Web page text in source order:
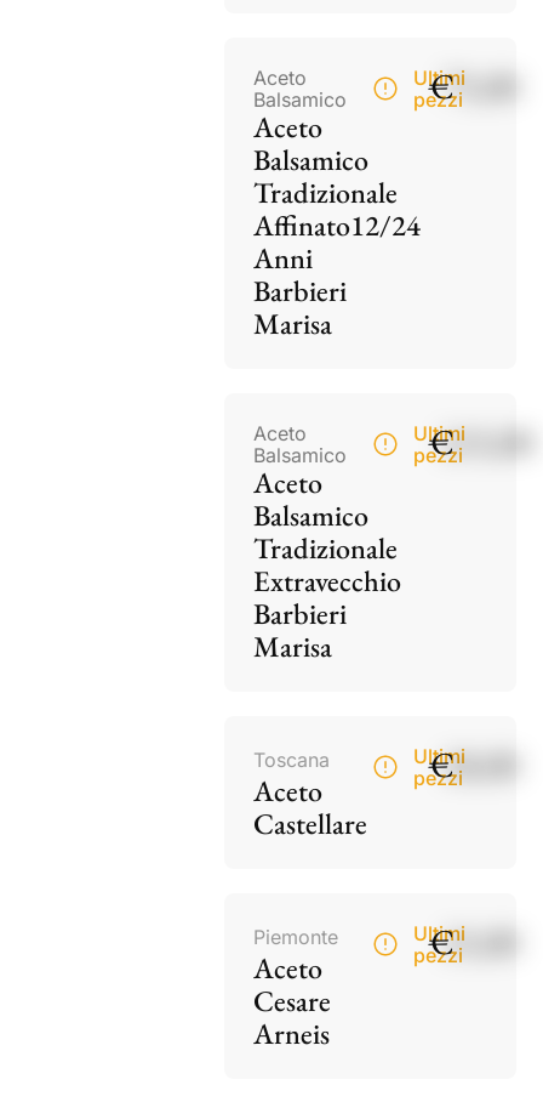
Aceto
Balsamico
Aceto
Balsamico
Tradizionale
Affinato12/24
Anni
Barbieri
Marisa
Ultimi
pezzi
€75,00
Aceto
Balsamico
Aceto
Balsamico
Tradizionale
Extravecchio
Barbieri
Marisa
Ultimi
pezzi
€115,00
Toscana
Aceto
Castellare
Ultimi
pezzi
€18,00
Piemonte
Aceto
Cesare
Arneis
Ultimi
pezzi
€15,00